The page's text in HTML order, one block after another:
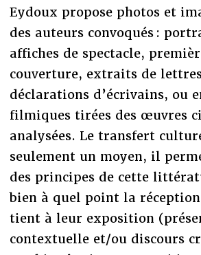
Eydoux propose photos et
des auteurs convoqués :
affiches de spectacle,
couverture, extraits de
déclarations d’écrivains, ou
filmiques tirées des œuvres
analysées. Le transfert
seulement un moyen, il
des principes de cette
bien à quel point la
tient à leur exposition
contextuelle et/ou discours